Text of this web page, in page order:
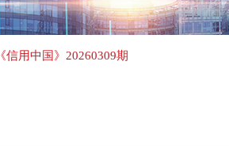
《信用中国》20260309期